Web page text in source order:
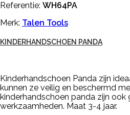
Referentie: WH64PA
Merk: Talen Tools
KINDERHANDSCHOEN PANDA
Kinderhandschoen Panda zijn
kunnen ze veilig en beschermd
kinderhandschoen panda zijn
werkzaamheden. Maat 3-4 jaar.